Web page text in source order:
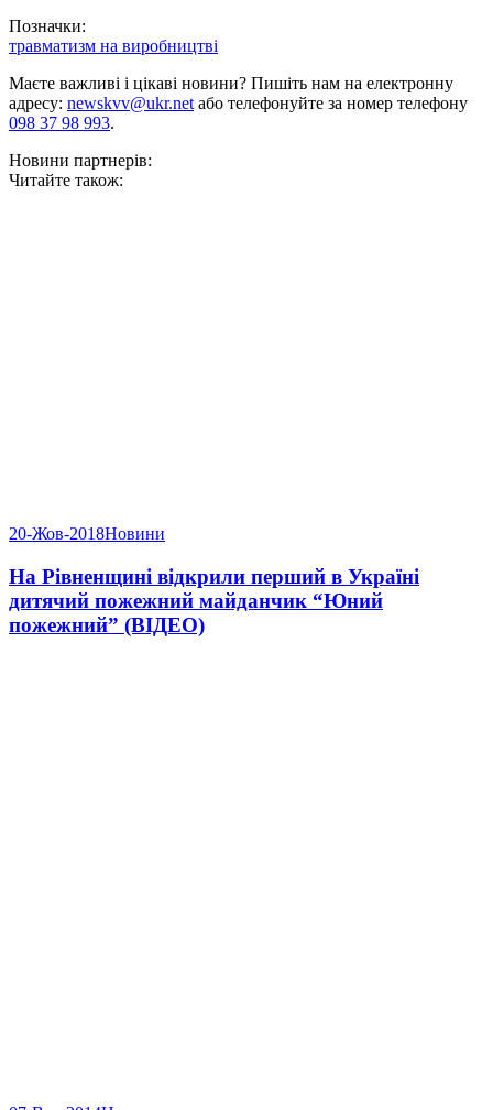
Позначки:
травматизм на виробництві
Маєте важливі і цікаві новини? Пишіть нам на електронну
адресу: newskvv@ukr.netабо телефонуйте за номер телефону
098 37 98 993.
Новини партнерів:
Читайте також:
20-Жов-2018Новини
На Рівненщині відкрили перший в Україні
дитячий пожежний майданчик “Юний
пожежний” (ВІДЕО)